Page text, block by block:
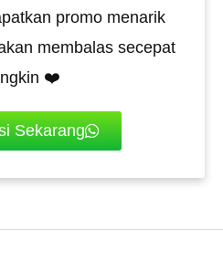
promo menarik
membalas secepat
❤️
Sekarang